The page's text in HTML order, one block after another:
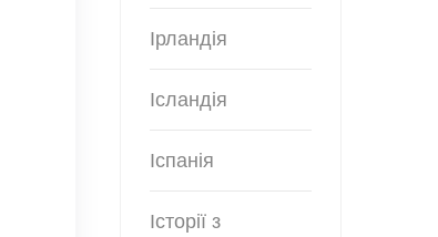
Ірландія
Ісландія
Іспанія
Історії з